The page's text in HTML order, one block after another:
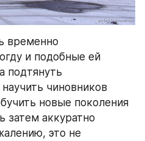
временно
и подобные ей
подтянуть
чиновников
новые поколения
затем аккуратно
это не